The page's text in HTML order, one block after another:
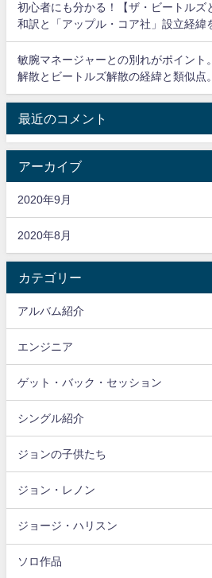
初心者にも分かる！【ザ・ビートルズ
和訳と「アップル・コア社」設立経緯
敏腕マネージャーとの別れがポイント
解散とビートルズ解散の経緯と類似点。
最近のコメント
アーカイブ
2020年9月
2020年8月
カテゴリー
アルバム紹介
エンジニア
ゲット・バック・セッション
シングル紹介
ジョンの子供たち
ジョン・レノン
ジョージ・ハリスン
ソロ作品